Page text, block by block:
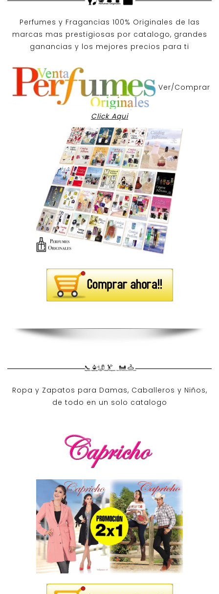
Perfumes y Fragancias 100% Originales de las
marcas mas prestigiosas por catalogo, grandes
ganancias y los mejores precios para ti
Ver/Comprar
Click Aqui
Ropa y Zapatos para Damas, Caballeros y Niños,
de todo en un solo catalogo